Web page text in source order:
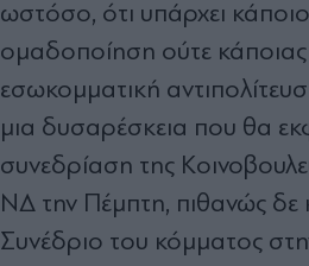
ωστόσο, ότι υπάρχει
οµαδοποίηση ούτε
εσωκοµµατική
µια δυσαρέσκεια που θα
συνεδρίαση της
Ν∆ την Πέµπτη, πιθανώς δε
Συνέδριο του κόµµατος